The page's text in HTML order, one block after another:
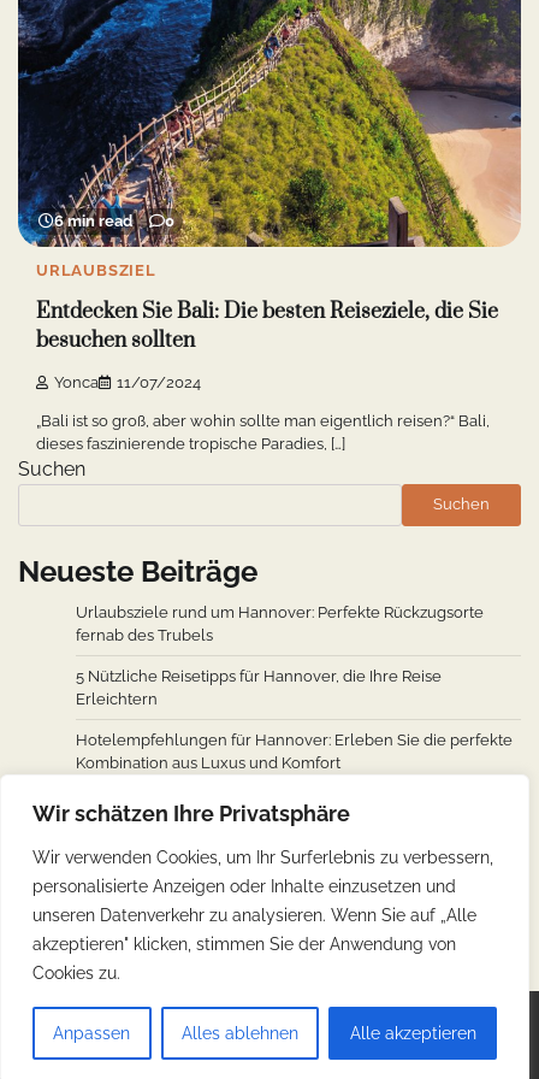
Wir schätzen Ihre Privatsphäre
Wir verwenden Cookies, um Ihr Surferlebnis zu verbessern,
personalisierte Anzeigen oder Inhalte einzusetzen und
unseren Datenverkehr zu analysieren. Wenn Sie auf „Alle
akzeptieren" klicken, stimmen Sie der Anwendung von
Cookies zu.
Anpassen Alles ablehnen Alle akzeptieren
6 min read 0
URLAUBSZIEL
Entdecken Sie Bali: Die besten Reiseziele, die Sie
besuchen sollten
Yonca 11/07/2024
„Bali ist so groß, aber wohin sollte man eigentlich reisen?“ Bali,
dieses faszinierende tropische Paradies, […]
Suchen
Suchen
Neueste Beiträge
Urlaubsziele rund um Hannover: Perfekte Rückzugsorte
fernab des Trubels
5 Nützliche Reisetipps für Hannover, die Ihre Reise
Erleichtern
Hotelempfehlungen für Hannover: Erleben Sie die perfekte
Kombination aus Luxus und Komfort
Wie man von den wichtigsten Städten weltweit nach
Hannover fliegt: Ein Überblick über Flugverbindungen
Hannovers kulinarische Reise: Unverzichtbare traditionelle
deutsche Köstlichkeiten
Copyright © 2026 Günstig Reisen Impressum
|